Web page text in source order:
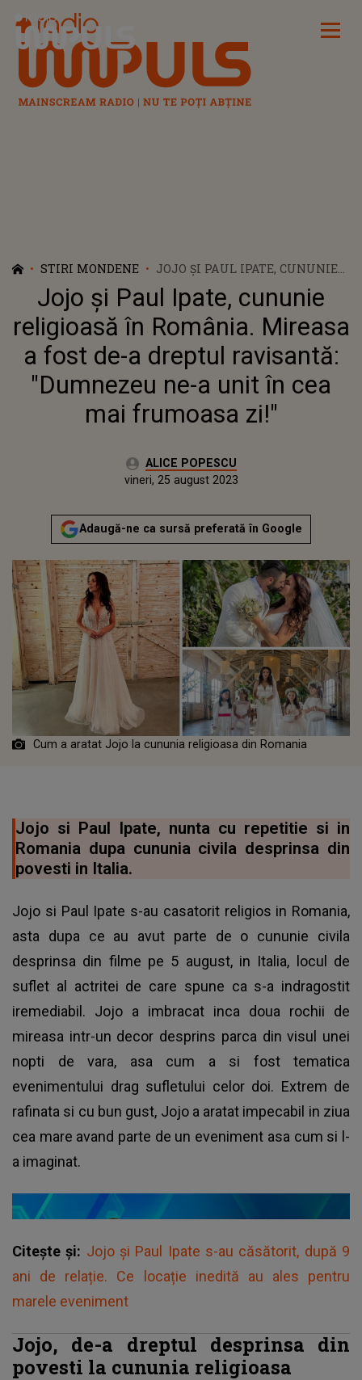
Radio Impuls
STIRI MONDENE
JOJO ȘI PAUL IPATE, CUNUNIE
RELIGIOASĂ ÎN ROMÂNIA.
MIREASA A FOST DE-A
DREPTUL RAVISANTĂ:
"DUMNEZEU NE-A UNIT ÎN CEA
MAI FRUMOASA ZI!"
Jojo și Paul Ipate, cununie
religioasă în România. Mireasa
a fost de-a dreptul ravisantă:
"Dumnezeu ne-a unit în cea
mai frumoasa zi!"
Autor:ALICE POPESCU
vineri, 25 august 2023Actualizat:
vineri, 25 august 2023
Adaugă-ne ca sursă preferată în Google
Cum a aratat Jojo la cununia religioasa din Romania
Jojo si Paul Ipate, nunta cu repetitie si in
Romania dupa cununia civila desprinsa din
povesti in Italia.
Jojo si Paul Ipate s-au casatorit religios in Romania,
asta dupa ce au avut parte de o cununie civila
desprinsa din filme pe 5 august, in Italia, locul de
suflet al actritei de care spune ca s-a indragostit
iremediabil. Jojo a imbracat inca doua rochii de
mireasa intr-un decor desprins parca din visul unei
nopti de vara, asa cum a si fost tematica
evenimentului drag sufletului celor doi. Extrem de
rafinata si cu bun gust, Jojo a aratat impecabil in ziua
cea mare avand parte de un eveniment asa cum si l-
a imaginat.
Citește și: Jojo și Paul Ipate s-au căsătorit, după 9
ani de relație. Ce locație inedită au ales pentru
marele eveniment
Jojo, de-a dreptul desprinsa din
povesti la cununia religioasa